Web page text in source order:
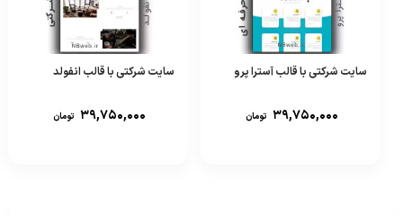
سایت شرکتی با قالب آسترا پرو
۳۹,۷۵۰,۰۰۰ تومان
سایت شرکتی با قالب انفولد
۳۹,۷۵۰,۰۰۰ تومان